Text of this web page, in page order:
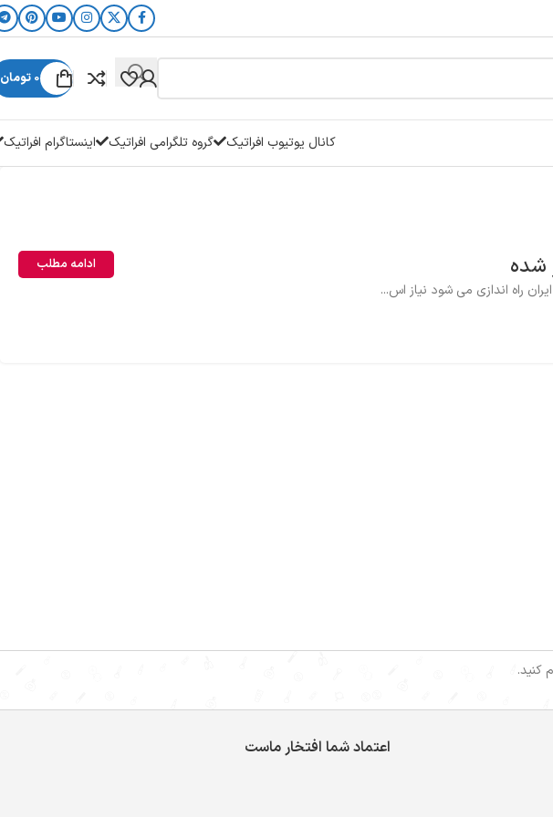
0 تومان
کانال یوتیوب افراتیک گروه تلگرامی افراتیک اینستاگرام افراتیک
شده
راه اندازی می شود نیاز اس...
ادامه مطلب
کنید.
اعتماد شما افتخار ماست